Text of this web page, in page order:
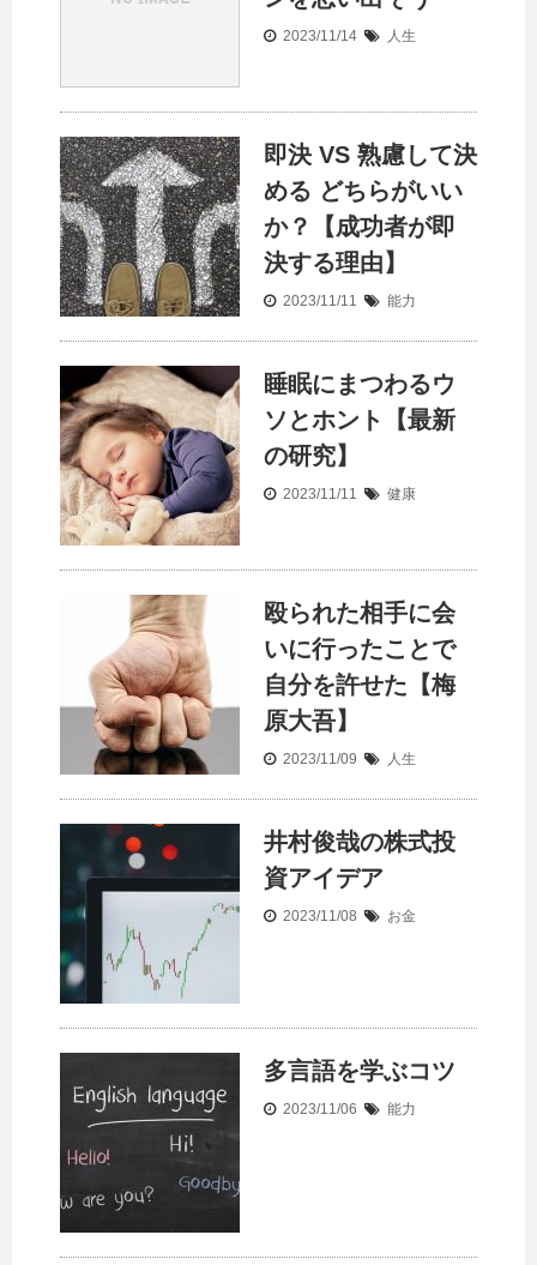
2023/11/14 人生
即決 VS 熟慮して決
める どちらがいい
か？【成功者が即
決する理由】
2023/11/11 能力
睡眠にまつわるウ
ソとホント【最新
の研究】
2023/11/11 健康
殴られた相手に会
いに行ったことで
自分を許せた【梅
原大吾】
2023/11/09 人生
井村俊哉の株式投
資アイデア
2023/11/08 お金
多言語を学ぶコツ
2023/11/06 能力